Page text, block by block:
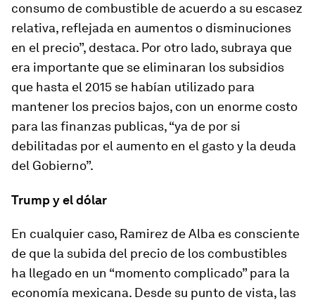
consumo de combustible de acuerdo a su escasez
relativa, reflejada en aumentos o disminuciones
en el precio”, destaca. Por otro lado, subraya que
era importante que se eliminaran los subsidios
que hasta el 2015 se habían utilizado para
mantener los precios bajos, con un enorme costo
para las finanzas publicas, “ya de por si
debilitadas por el aumento en el gasto y la deuda
del Gobierno”.
Trump y el dólar
En cualquier caso, Ramirez de Alba es consciente
de que la subida del precio de los combustibles
ha llegado en un “momento complicado” para la
economía mexicana. Desde su punto de vista, las